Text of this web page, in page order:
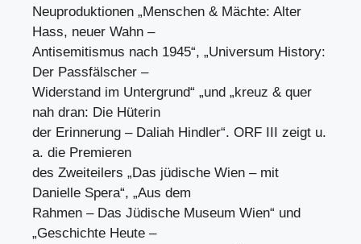
Neuproduktionen „Menschen & Mächte: Alter
Hass, neuer Wahn –
Antisemitismus nach 1945“, „Universum History:
Der Passfälscher –
Widerstand im Untergrund“ „und „kreuz & quer
nah dran: Die Hüterin
der Erinnerung – Daliah Hindler“. ORF III zeigt u.
a. die Premieren
des Zweiteilers „Das jüdische Wien – mit
Danielle Spera“, „Aus dem
Rahmen – Das Jüdische Museum Wien“ und
„Geschichte Heute –